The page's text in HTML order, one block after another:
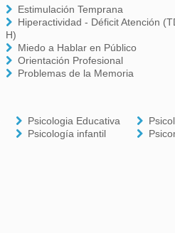
Estimulación Temprana
Hiperactividad - Déficit Atención
H)
Miedo a Hablar en Público
Orientación Profesional
Problemas de la Memoria
Psicologia Educativa
Psicología infantil